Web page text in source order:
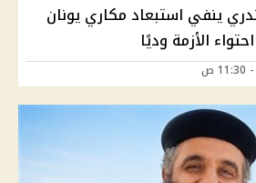
ينفي استبعاد مكاري يونان
الأزمة وديًا